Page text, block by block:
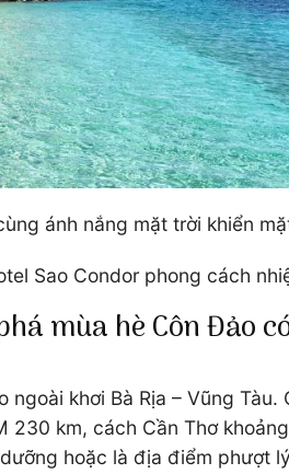
ánh nắng mặt trời khiển
Sao Condor phong cách
mùa hè Côn Đảo
ngoài khơi Bà Rịa – Vũng
230 km, cách Cần Thơ
hoặc là địa điểm phượt